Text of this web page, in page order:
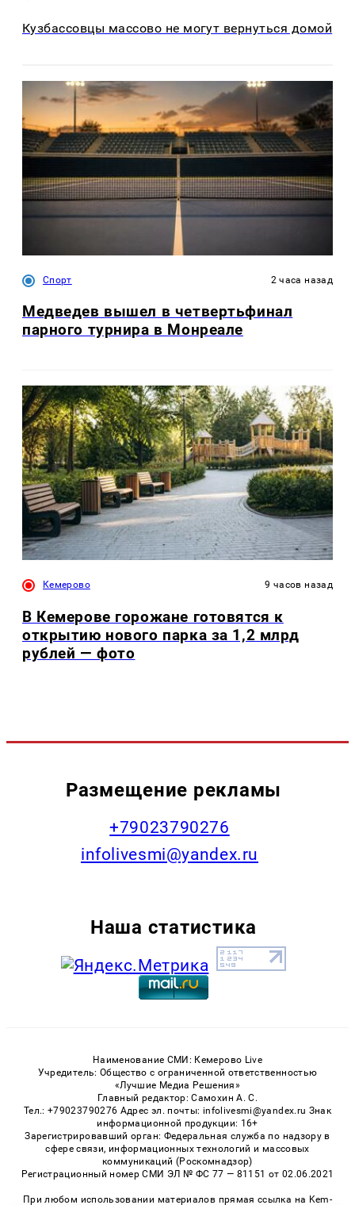
Кузбассовцы массово не могут вернуться домой
Спорт 2 часа назад
Медведев вышел в четвертьфинал
парного турнира в Монреале
Кемерово 9 часов назад
В Кемерове горожане готовятся к
открытию нового парка за 1,2 млрд
рублей — фото
Размещение рекламы
+79023790276
infolivesmi@yandex.ru
Наша статистика
Наименование СМИ: Кемерово Live
Учредитель: Общество с ограниченной ответственностью
«Лучшие Медиа Решения»
Главный редактор: Самохин А. С.
Тел.: +79023790276 Адрес эл. почты: infolivesmi@yandex.ru Знак
информационной продукции: 16+
Зарегистрировавший орган: Федеральная служба по надзору в
сфере связи, информационных технологий и массовых
коммуникаций (Роскомнадзор)
Регистрационный номер СМИ ЭЛ № ФС 77 — 81151 от 02.06.2021
При любом использовании материалов прямая ссылка на Kem-